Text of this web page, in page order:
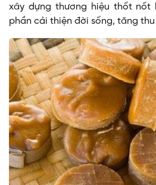
xây dựng thương hiệu thốt nốt
phần cải thiện đời sống, tăng